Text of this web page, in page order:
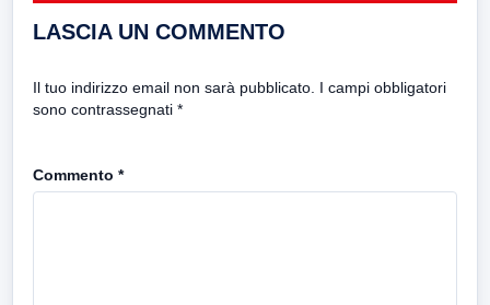
LASCIA UN COMMENTO
Il tuo indirizzo email non sarà pubblicato. I campi obbligatori
sono contrassegnati *
Commento *